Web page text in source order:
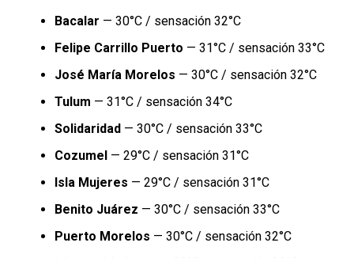
Bacalar — 30°C / sensación 32°C
Felipe Carrillo Puerto — 31°C / sensación 33°C
José María Morelos — 30°C / sensación 32°C
Tulum — 31°C / sensación 34°C
Solidaridad— 30°C / sensación 33°C
Cozumel— 29°C / sensación 31°C
Isla Mujeres — 29°C / sensación 31°C
Benito Juárez — 30°C / sensación 33°C
Puerto Morelos — 30°C / sensación 32°C